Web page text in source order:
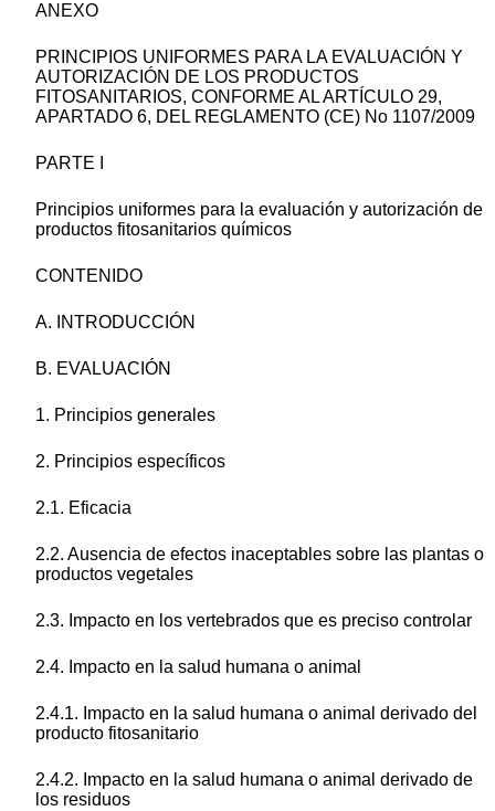
ANEXO
PRINCIPIOS UNIFORMES PARA LA EVALUACIÓN Y
AUTORIZACIÓN DE LOS PRODUCTOS
FITOSANITARIOS, CONFORME AL ARTÍCULO 29,
APARTADO 6, DEL REGLAMENTO (CE) No 1107/2009
PARTE I
Principios uniformes para la evaluación y autorización de
productos fitosanitarios químicos
CONTENIDO
A. INTRODUCCIÓN
B. EVALUACIÓN
1. Principios generales
2. Principios específicos
2.1. Eficacia
2.2. Ausencia de efectos inaceptables sobre las plantas o
productos vegetales
2.3. Impacto en los vertebrados que es preciso controlar
2.4. Impacto en la salud humana o animal
2.4.1. Impacto en la salud humana o animal derivado del
producto fitosanitario
2.4.2. Impacto en la salud humana o animal derivado de
los residuos